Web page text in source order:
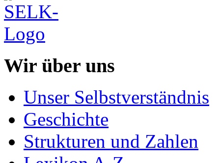
Wir über uns
Unser Selbstverständnis
Geschichte
Strukturen und Zahlen